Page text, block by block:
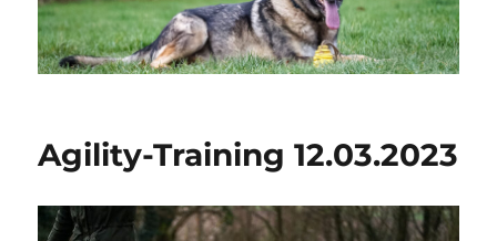
Agility-Training 12.03.2023